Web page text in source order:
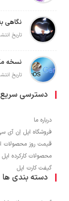
نگاهی به ۱۵ سال مدیریت تیم کوک
تاریخ انتشار: 1
تاریخ انتشار: 30
دسترسی سریع
درباره ما
فروشگاه اپل اِن آی
قیمت روز محصولات
محصولات کارکرده اپل
گیفت کارت اپل
دسته بندی ها